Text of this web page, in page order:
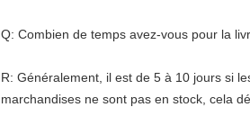
Q: Combien de temps avez-vous pour la
R: Généralement, il est de 5 à 10 jours si
marchandises ne sont pas en stock, cela